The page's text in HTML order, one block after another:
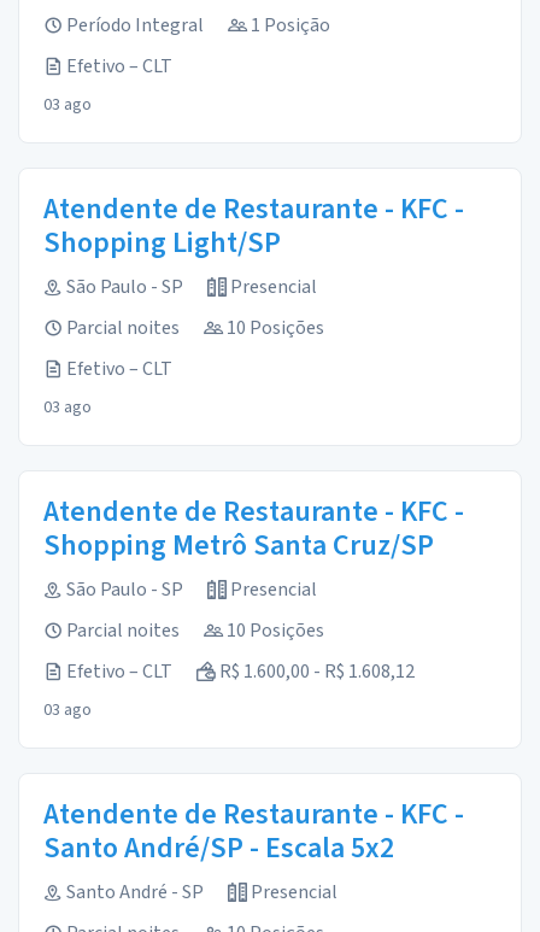
Período Integral
1 Posição
Efetivo – CLT
03 ago
Atendente de Restaurante - KFC -
Shopping Light/SP
São Paulo - SP
Presencial
Parcial noites
10 Posições
Efetivo – CLT
03 ago
Atendente de Restaurante - KFC -
Shopping Metrô Santa Cruz/SP
São Paulo - SP
Presencial
Parcial noites
10 Posições
Efetivo – CLT
R$ 1.600,00 - R$ 1.608,12
03 ago
Atendente de Restaurante - KFC -
Santo André/SP - Escala 5x2
Santo André - SP
Presencial